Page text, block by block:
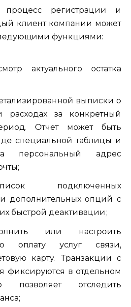
регистрации и
клиент компании может
функциями:
актуального остатка
выписки о
расходах за конкретный
Отчет может быть
специальной таблицы и
персональный адрес
подключенных
дополнительных опций с
быстрой деактивации;
или настроить
оплату услуг связи,
карту. Транзакции с
фиксируются в отдельном
позволяет отследить